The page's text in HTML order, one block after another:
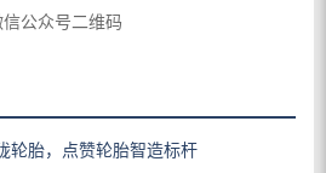
信公众号二维码
轮胎，点赞轮胎智造标杆